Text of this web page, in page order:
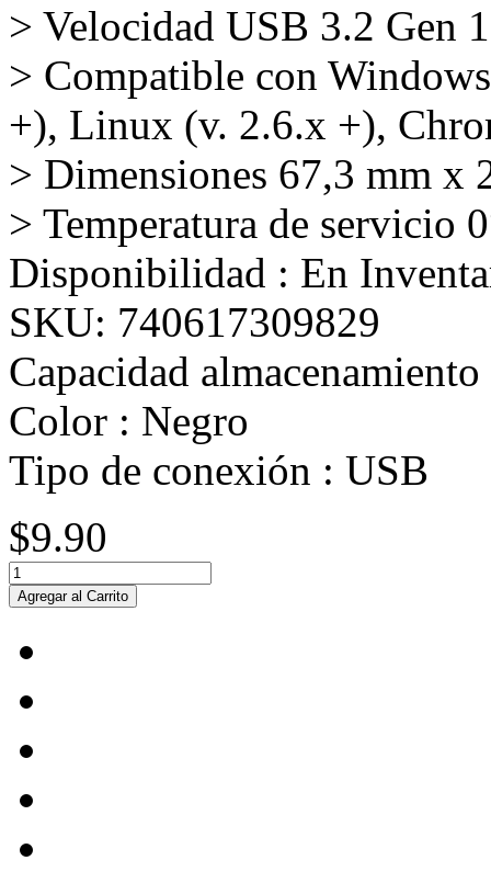
> Velocidad USB 3.2 Gen 1
> Compatible con
+), Linux (v. 2.6.x +),
> Dimensiones 67,3 mm x
> Temperatura de servicio
Disponibilidad : En
SKU: 740617309829
Capacidad almacenamiento
Color : Negro
Tipo de conexión : USB
$9.90
Agregar al Carrito